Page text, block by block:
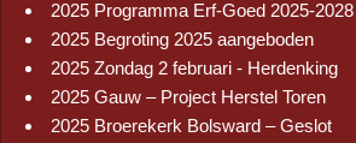
2025 Programma Erf-Goed 2025-2028
2025 Begroting 2025 aangeboden
2025 Zondag 2 februari - Herdenking
2025 Gauw – Project Herstel Toren
2025 Broerekerk Bolsward – Geslot